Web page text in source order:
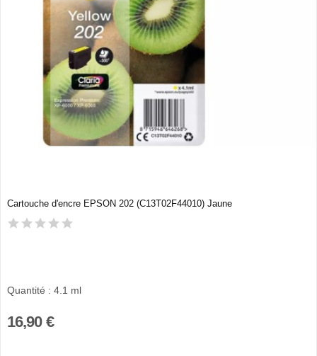
Cartouche d'encre EPSON 202 (C13T02F44010) Jaune
Quantité : 4.1 ml
16,90 €